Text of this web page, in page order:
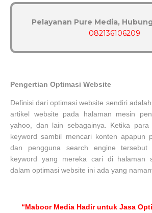
Pelayanan Pure Media,
082136106209
Pengertian Optimasi Website
Definisi dari optimasi website sendiri
artikel website pada halaman mesin
yahoo, dan lain sebagainya. Ketika para
keyword sambil mencari konten apapun
dan pengguna search engine
keyword yang mereka cari di halaman
dalam optimasi website ini ada yang
“Maboor Media Hadir untuk Jasa